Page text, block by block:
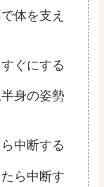
体を支え
ぐにする
身の姿勢
中断する
ら中断す